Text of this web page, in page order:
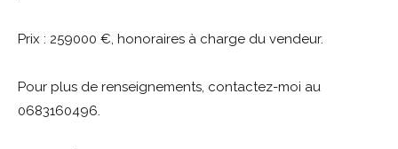
Prix : 259000 €, honoraires à charge du vendeur.
Pour plus de renseignements, contactez-moi au
0683160496.